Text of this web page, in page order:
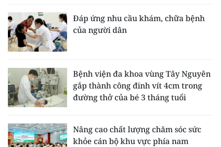
Đáp ứng nhu cầu khám, chữa bệnh
của người dân
Bệnh viện đa khoa vùng Tây Nguyên
gắp thành công đinh vít 4cm trong
đường thở của bé 3 tháng tuổi
Nâng cao chất lượng chăm sóc sức
khỏe cán bộ khu vực phía nam